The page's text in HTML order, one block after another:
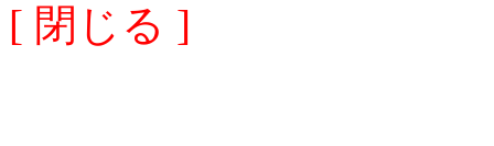
[ 閉じる ]